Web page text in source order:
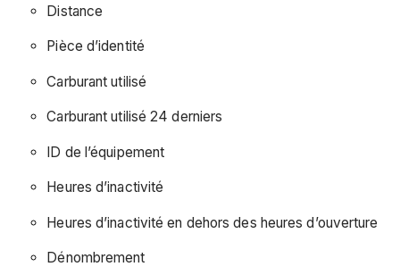
Distance
Pièce d’identité
Carburant utilisé
Carburant utilisé 24 derniers
ID de l’équipement
Heures d’inactivité
Heures d’inactivité en dehors des heures d’ouverture
Dénombrement